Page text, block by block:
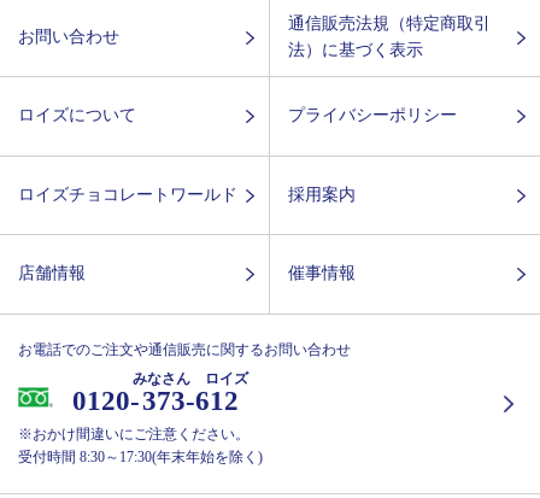
お問い合わせ
通信販売法規（特定商取引
法）に基づく表示
ロイズについて プライバシーポリシー
ロイズチョコレートワールド 採用案内
店舗情報 催事情報
お電話でのご注文や通信販売に関するお問い合わせ
0120-373-612
みなさん ロイズ
※おかけ間違いにご注意ください。
受付時間 8:30～17:30(年末年始を除く)